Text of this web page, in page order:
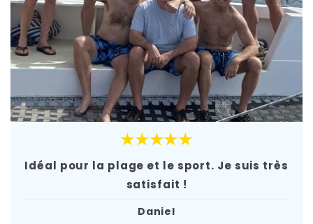
★★★★★
Idéal pour la plage et le sport. Je suis très
satisfait !
Daniel